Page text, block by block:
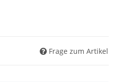
Frage zum Artikel